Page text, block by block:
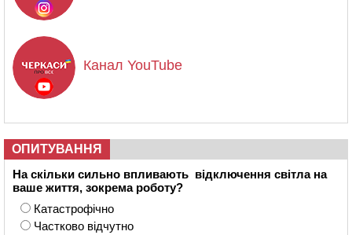
Канал YouTube
ОПИТУВАННЯ
На скільки сильно впливають відключення світла на
ваше життя, зокрема роботу?
Катастрофічно
Частково відчутно